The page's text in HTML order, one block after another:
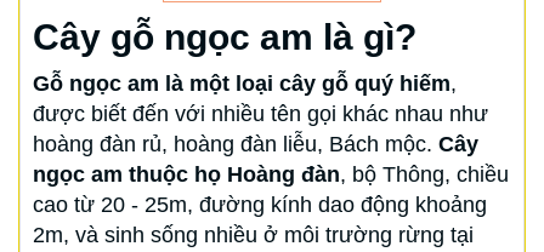
Cây gỗ ngọc am là gì?
Gỗ ngọc am là một loại cây gỗ quý hiếm,
được biết đến với nhiều tên gọi khác nhau như
hoàng đàn rủ, hoàng đàn liễu, Bách mộc. Cây
ngọc am thuộc họ Hoàng đàn, bộ Thông, chiều
cao từ 20 - 25m, đường kính dao động khoảng
2m, và sinh sống nhiều ở môi trường rừng tại